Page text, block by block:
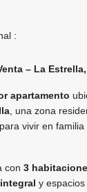
:
– La
apartamento
, una zona
vivir en
con 3
y